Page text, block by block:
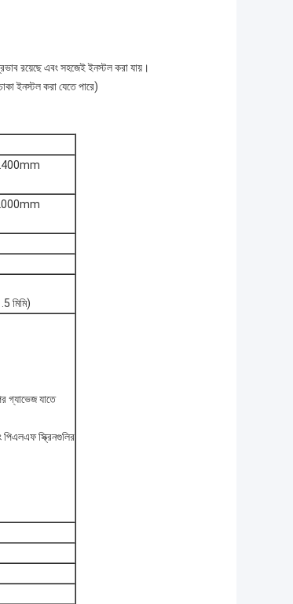
রয়েছে এবং সহজেই ইনস্টল করা যায়।
ইনস্টল করা যেতে পারে)
মিমি)
গ্যাভেজ যাতে
স্ক্রিনগুলির